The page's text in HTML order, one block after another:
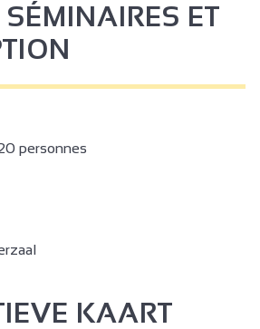
ET
personnes
KAART